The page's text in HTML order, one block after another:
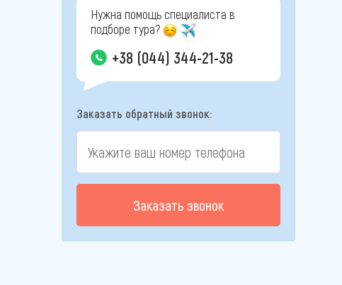
Нужна помощь специалиста в
подборе тура?
+38 (044) 344-21-38
Заказать обратный звонок:
Заказать звонок